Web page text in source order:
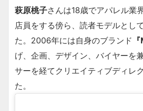
萩原桃子さんは18歳でアパレル業
店員をする傍ら、読者モデルとし
た。2006年には自身のブランド
げ、企画、デザイン、バイヤーを
サーを経てクリエイティブディレ
た。